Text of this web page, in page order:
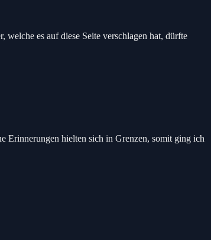
es auf diese Seite verschlagen hat, dürfte
Erinnerungen hielten sich in Grenzen, somit ging ich